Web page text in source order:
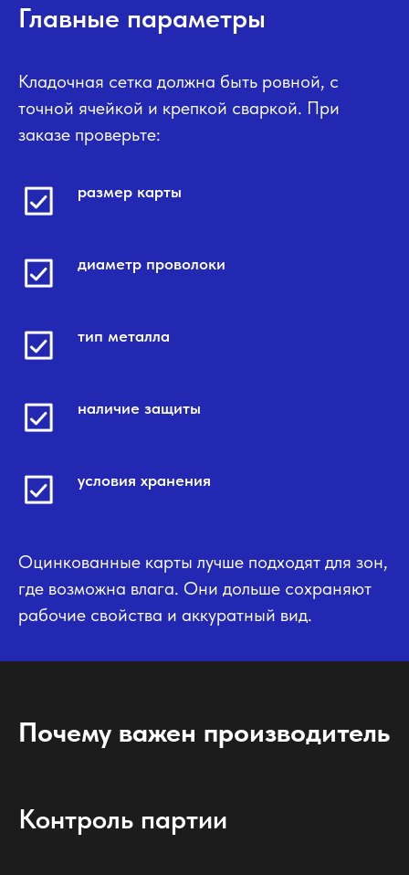
Главные параметры
Кладочная сетка должна быть ровной, с
точной ячейкой и крепкой сваркой. При
заказе проверьте:
размер карты
диаметр проволоки
тип металла
наличие защиты
условия хранения
Оцинкованные карты лучше подходят для зон,
где возможна влага. Они дольше сохраняют
рабочие свойства и аккуратный вид.
Почему важен производитель
Контроль партии